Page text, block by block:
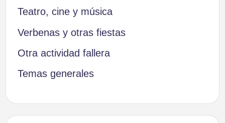
Teatro, cine y música
Verbenas y otras fiestas
Otra actividad fallera
Temas generales